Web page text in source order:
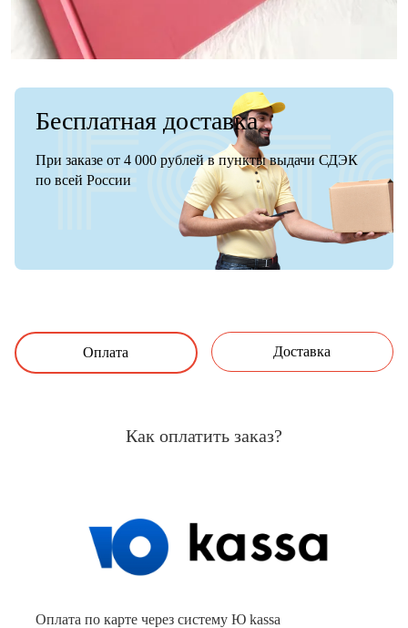
Бесплатная доставка
При заказе от 4 000 рублей в пункты выдачи СДЭК
по всей России
Оплата Доставка
Как оплатить заказ?
Оплата по карте через систему Ю kassa